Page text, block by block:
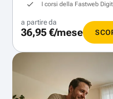
I corsi della Fastweb
a partire da
36,95 €/mese